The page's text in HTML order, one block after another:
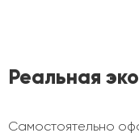
Реальная
Cамостоятельно